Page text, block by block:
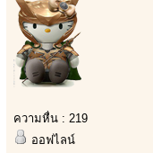
ความหื่น : 219
ออฟไลน์